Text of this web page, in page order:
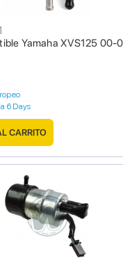
Yamaha XVS125 00-
6 Days
CARRITO